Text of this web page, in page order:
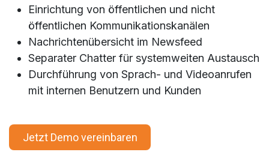
Einrichtung von öffentlichen und nicht
öffentlichen Kommunikationskanälen
Nachrichtenübersicht im Newsfeed
Separater Chatter für systemweiten Austausch
Durchführung von Sprach- und Videoanrufen
mit internen Benutzern und Kunden
Jetzt Demo vereinbaren